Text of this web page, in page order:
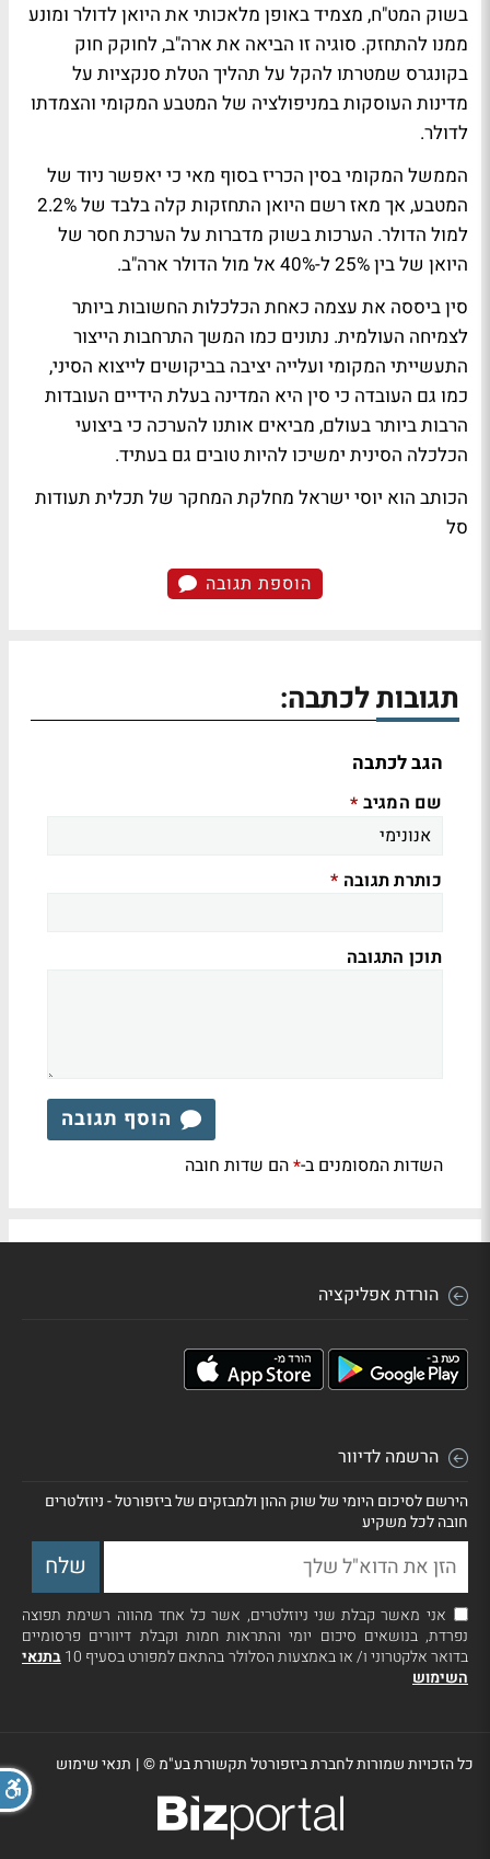
בשוק המט"ח, מצמיד באופן מלאכותי את היואן לדולר ומונע
ממנו להתחזק. סוגיה זו הביאה את ארה"ב, לחוקק חוק
בקונגרס שמטרתו להקל על תהליך הטלת סנקציות על
מדינות העוסקות במניפולציה של המטבע המקומי והצמדתו
לדולר.
הממשל המקומי בסין הכריז בסוף מאי כי יאפשר ניוד של
המטבע, אך מאז רשם היואן התחזקות קלה בלבד של 2.2%
למול הדולר. הערכות בשוק מדברות על הערכת חסר של
היואן של בין 25% ל-40% אל מול הדולר ארה"ב.
סין ביססה את עצמה כאחת הכלכלות החשובות ביותר
לצמיחה העולמית. נתונים כמו המשך התרחבות הייצור
התעשייתי המקומי ועלייה יציבה בביקושים לייצוא הסיני,
כמו גם העובדה כי סין היא המדינה בעלת הידיים העובדות
הרבות ביותר בעולם, מביאים אותנו להערכה כי ביצועי
הכלכלה הסינית ימשיכו להיות טובים גם בעתיד.
הכותב הוא יוסי ישראל מחלקת המחקר של תכלית תעודות
סל
הוספת תגובה
תגובות לכתבה:
הגב לכתבה
שם המגיב *
כותרת תגובה *
תוכן התגובה
הוסף תגובה
השדות המסומנים ב-*הם שדות חובה
הורדת אפליקציה
הרשמה לדיוור
הירשם לסיכום היומי של שוק ההון ולמבזקים של ביזפורטל - ניוזלטרים
חובה לכל משקיע
אני מאשר קבלת שני ניוזלטרים, אשר כל אחד מהווה רשימת תפוצה
נפרדת, בנושאים סיכום יומי והתראות חמות וקבלת דיוורים פרסומיים
בדואר אלקטרוני ו/ או באמצעות הסלולר בהתאם למפורט בסעיף 10
בתנאי
השימוש
כל הזכויות שמורות לחברת ביזפורטל תקשורת בע"מ ©| תנאי שימוש